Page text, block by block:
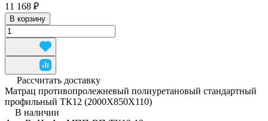
11 168 ₽
В корзину
Рассчитать доставку
Матрац противопролежневый полиуретановый стандартный
профильный ТК12 (2000Х850Х110)
В наличии